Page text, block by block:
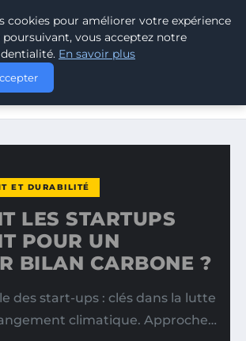
BLOG
ET DURABILITÉ
INNOVENT POUR UN MEILLEUR
ET DURABILITÉ
LES STARTUPS
POUR UN
BILAN CARBONE ?
des start-ups : clés dans la lutte
climatique. Approche…
cookies pour améliorer votre expérience
vous acceptez notre
En savoir plus